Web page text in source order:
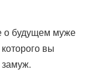
о будущем муже
вы
замуж.